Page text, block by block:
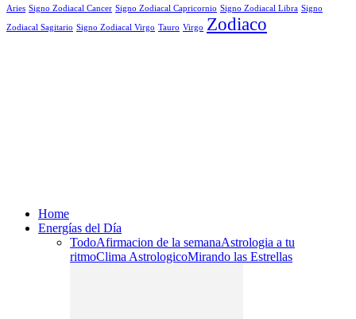
Aries Signo Zodiacal Cancer Signo Zodiacal Capricornio Signo Zodiacal Libra Signo
Zodiacal Sagitario Signo Zodiacal Virgo Tauro Virgo Zodiaco
Home
Energías del Día
TodoAfirmacion de la semanaAstrologia a tu
ritmoClima AstrologicoMirando las Estrellas